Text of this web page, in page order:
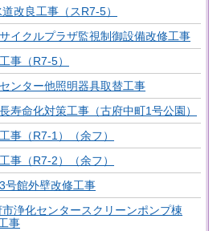
改良工事（スR7-5）
イクルプラザ監視制御設備改修工事
事（R7-5）
ンター他照明器具取替工事
寿命化対策工事（古府中町1号公園）
事（R7-1）（余フ）
事（R7-2）（余フ）
号館外壁改修工事
市浄化センタースクリーンポンプ棟
事